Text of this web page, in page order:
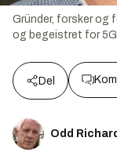
Gründer, forsker og
og begeistret for
Del
Odd